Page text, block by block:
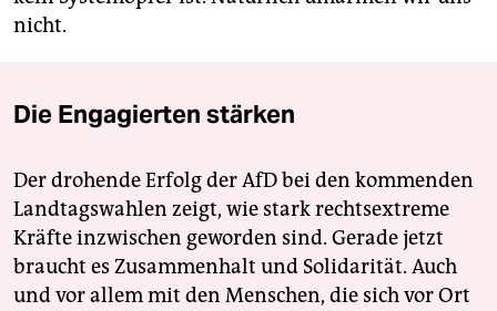
nicht.
Die Engagierten stärken
Der drohende Erfolg der AfD bei den kommenden
Landtagswahlen zeigt, wie stark rechtsextreme
Kräfte inzwischen geworden sind. Gerade jetzt
braucht es Zusammenhalt und Solidarität. Auch
und vor allem mit den Menschen, die sich vor Ort